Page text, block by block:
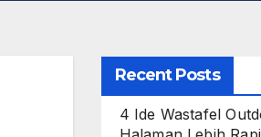
Recent Posts
4 Ide Wastafel